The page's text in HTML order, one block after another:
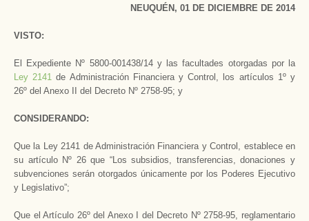
NEUQUÉN, 01 DE DICIEMBRE DE 2014
VISTO:
El Expediente Nº 5800-001438/14 y las facultades otorgadas por la
Ley 2141 de Administración Financiera y Control, los artículos 1º y
26º del Anexo II del Decreto Nº 2758-95; y
CONSIDERANDO:
Que la Ley 2141 de Administración Financiera y Control, establece en
su artículo Nº 26 que “Los subsidios, transferencias, donaciones y
subvenciones serán otorgados únicamente por los Poderes Ejecutivo
y Legislativo”;
Que el Artículo 26º del Anexo I del Decreto Nº 2758-95, reglamentario